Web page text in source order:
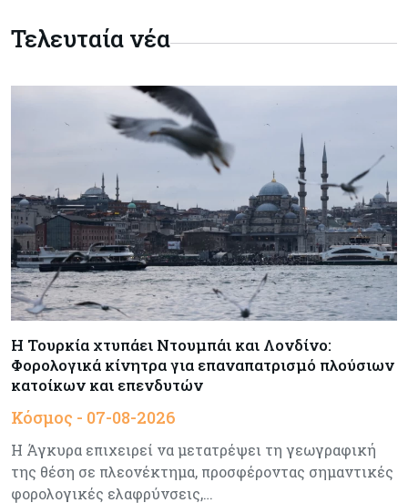
Τραμπ: Νέοι δασμοί 15% στο πολυπυρίτιο για
ημιαγωγούς και φωτοβολταϊκά με στόχο την
ενίσχυση της βιομηχανίας
Κύπρος 07-08-2026
Τσολάκη: Προτεραιότητα η βελτίωση της
καθημερινότητας μέσω οδικών έργων και
συγκοινωνιών
Ενέργεια 07-08-2026
Δαμιανός για GSI: Θετική εξέλιξη η είσοδος της
Crypto
Γιατί το Bitcoin διχάζει αναλυτές και αγορά
Ελλάδα 07-08-2026
Τελευταία νέα
Η Τουρκία χτυπάει Ντουμπάι και Λονδίνο:
Φορολογικά κίνητρα για επαναπατρισμό πλούσιων
κατοίκων και επενδυτών
Κόσμος - 07-08-2026
Η Άγκυρα επιχειρεί να μετατρέψει τη γεωγραφική
της θέση σε πλεονέκτημα, προσφέροντας σημαντικές
φορολογικές ελαφρύνσεις,…